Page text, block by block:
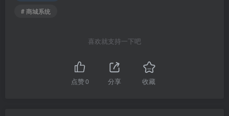
# 商城系统
喜欢就支持一下吧
点赞0 分享 收藏